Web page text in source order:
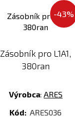
-43%
Zásobník pro L1A1,
380ran
Výrobca: ARES
Kód: ARES036